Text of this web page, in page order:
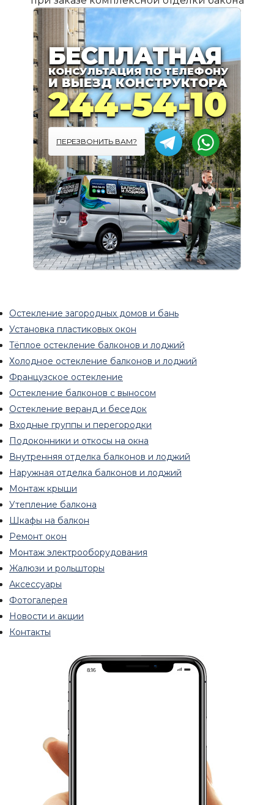
БЕСПЛАТНАЯ
КОНСУЛЬТАЦИЯ ПО ТЕЛЕФОНУ
И ВЫЕЗД КОНСТРУКТОРА
244-54-10
ПЕРЕЗВОНИТЬ ВАМ?
Остекление загородных домов и бань
Установка пластиковых окон
Тёплое остекление балконов и лоджий
Холодное остекление балконов и лоджий
Французское остекление
Остекление балконов с выносом
Остекление веранд и беседок
Входные группы и перегородки
Подоконники и откосы на окна
Внутренняя отделка балконов и лоджий
Наружная отделка балконов и лоджий
Монтаж крыши
Утепление балкона
Шкафы на балкон
Ремонт окон
Монтаж электрооборудования
Жалюзи и рольшторы
Аксессуары
Фотогалерея
Новости и акции
Контакты